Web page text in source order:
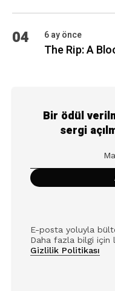
04 6 ay önce
The Rip: A
Bir ödül
sergi
E-posta yoluyla
Daha fazla bilgi için
Gizlilik Politikası